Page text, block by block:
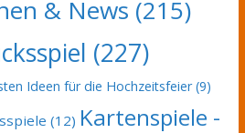
& News (215)
(227)
Ideen für die Hochzeitsfeier(9)
(12) Kartenspiele -